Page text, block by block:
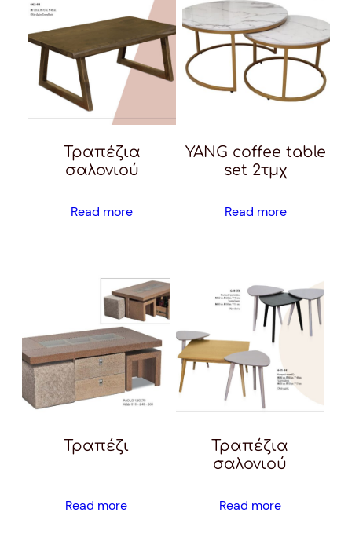
Τραπέζια
σαλονιού
Read more
YANG coffee table
set 2τμχ
Read more
Τραπέζι
Read more
Τραπέζια
σαλονιού
Read more